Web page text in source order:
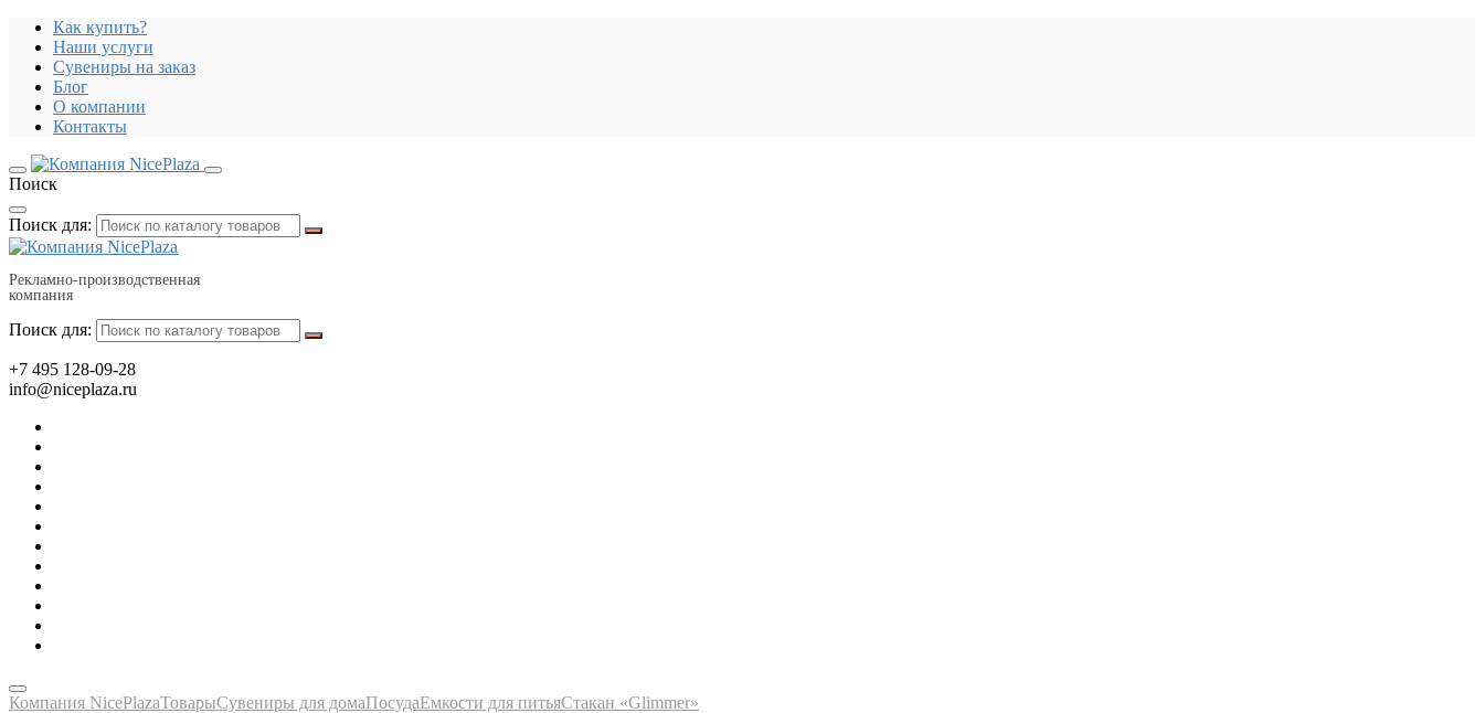
Как купить?
Наши услуги
Сувениры на заказ
Блог
О компании
Контакты
Поиск
Поиск для:
Рекламно-производственная
компания
Поиск для:
+7 495 128-09-28
info@niceplaza.ru
Компания NicePlazaТоварыСувениры для домаПосудаЕмкости для питьяСтакан «Glimmer»